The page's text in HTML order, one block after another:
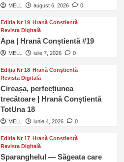
MELL august 6, 2026 0
Ediția Nr 19 Hrană Conștientă
Revista Digitală
Apa | Hrană Conștientă #19
MELL iulie 7, 2026 0
Ediția Nr 18 Hrană Conștientă
Revista Digitală
Cireașa, perfecțiunea
trecătoare | Hrană Conștientă
TotUna 18
MELL iunie 4, 2026 0
Ediția Nr 17 Hrană Conștientă
Revista Digitală
Sparanghelul — Săgeata care